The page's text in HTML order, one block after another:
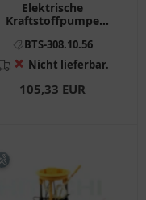
Elektrische
Kraftstoffpumpe
Motorräder 3081056
BTS-308.10.56
❌ Nicht lieferbar.
105,33 EUR